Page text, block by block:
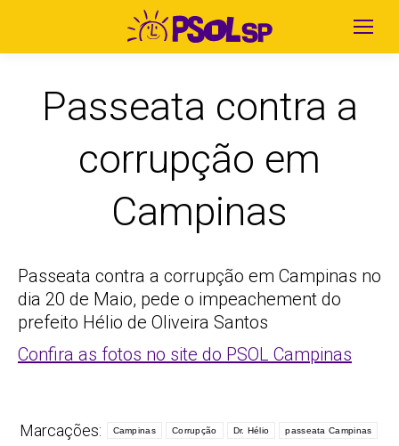
Passeata contra a
corrupção em
Campinas
Passeata contra a corrupção em Campinas no
dia 20 de Maio, pede o impeachement do
prefeito Hélio de Oliveira Santos
Confira as fotos no site do PSOL Campinas
Marcações: Campinas Corrupção Dr. Hélio passeata Campinas